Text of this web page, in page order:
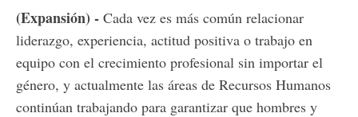
(Expansión) - Cada vez es más común relacionar
liderazgo, experiencia, actitud positiva o trabajo en
equipo con el crecimiento profesional sin importar el
género, y actualmente las áreas de Recursos Humanos
continúan trabajando para garantizar que hombres y